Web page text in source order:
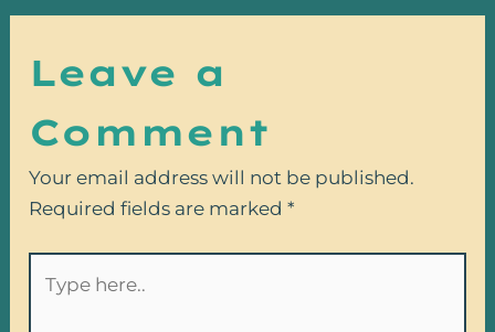
Leave a
Comment
Your email address will not be published.
Required fields are marked*
here..